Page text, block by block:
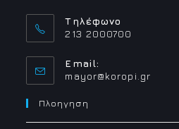
Τηλέφωνο
213 2000700
Email:
mayor@koropi.grOpens
Πλοηγηση